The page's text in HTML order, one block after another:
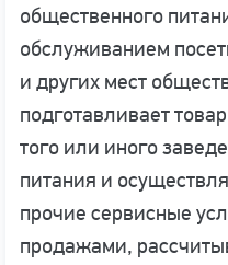
общественного
обслуживанием
и других мест
подготавливает
того или иного
питания и
прочие сервисные
продажами,